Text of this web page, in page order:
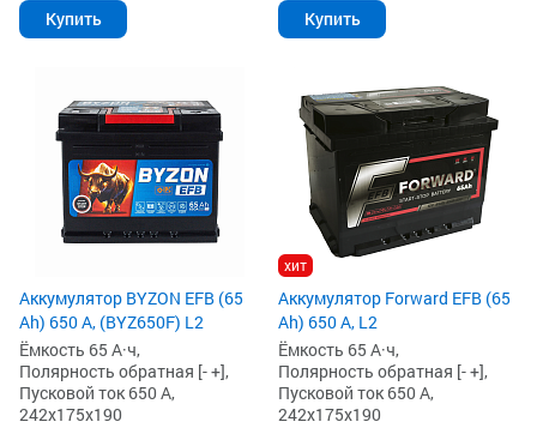
Купить Купить
Аккумулятор BYZON EFB (65
Ah) 650 А, (BYZ650F) L2
Ёмкость 65 А·ч,
Полярность обратная [- +],
Пусковой ток 650 А,
242x175x190
хит
Аккумулятор Forward EFB (65
Ah) 650 А, L2
Ёмкость 65 А·ч,
Полярность обратная [- +],
Пусковой ток 650 А,
242x175x190